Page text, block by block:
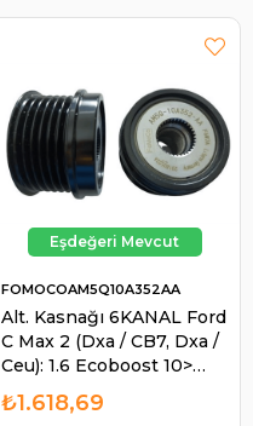
Alt. Kasnağı 6KANAL Ford
C Max 2 (Dxa / CB7, Dxa /
Ceu): 1.6 Ecoboost 10>
Focus 3 1.6 Ecoboost 11>
Volvo S60 2 | FOMOCO
FOMOCOAM5Q10A352AA
₺1.618,69